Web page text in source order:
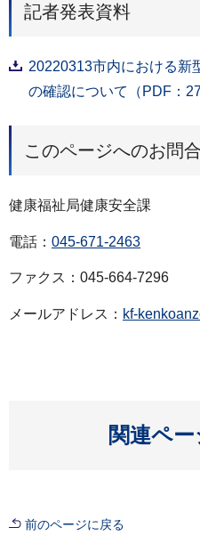
記者発表資料
20220313市内における新
の確認について（PDF：
このページへのお問
健康福祉局健康安全課
電話： 045-671-2463
ファクス：045-664-7296
メールアドレス： kf-
関連ペ
前のページに戻る